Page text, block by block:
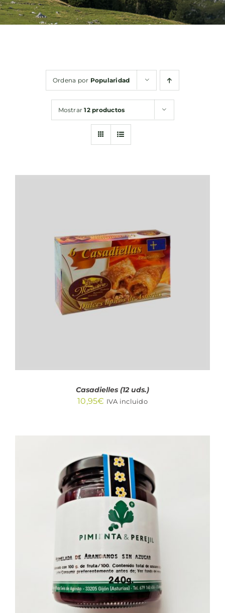
Bebidas
Ordena por Popularidad
Mostrar12 productos
AÑADIR AL CARRITO
/
DETALLES
Casadielles (12 uds.)
10,95€ IVA incluido
AÑADIR AL CARRITO